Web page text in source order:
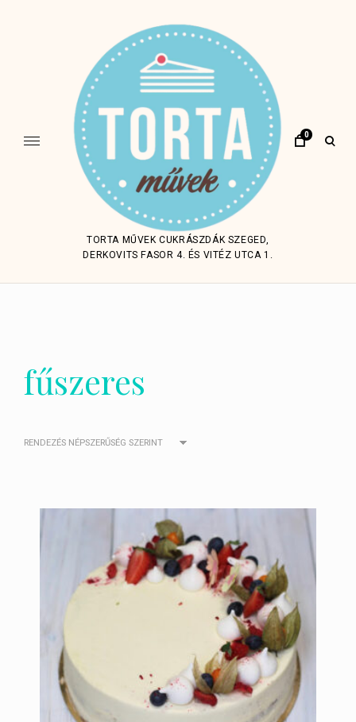
TORTA MŰVEK CUKRÁSZDÁK SZEGED,
DERKOVITS FASOR 4. ÉS VITÉZ UTCA 1.
0
open
fűszeres